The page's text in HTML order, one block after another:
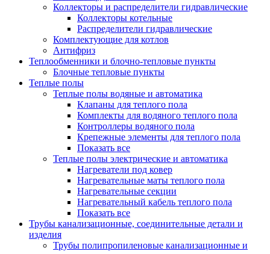
Коллекторы и распределители гидравлические
Коллекторы котельные
Распределители гидравлические
Комплектующие для котлов
Антифриз
Теплообменники и блочно-тепловые пункты
Блочные тепловые пункты
Теплые полы
Теплые полы водяные и автоматика
Клапаны для теплого пола
Комплекты для водяного теплого пола
Контроллеры водяного пола
Крепежные элементы для теплого пола
Показать все
Теплые полы электрические и автоматика
Нагреватели под ковер
Нагревательные маты теплого пола
Нагревательные секции
Нагревательный кабель теплого пола
Показать все
Трубы канализационные, соединительные детали и
изделия
Трубы полипропиленовые канализационные и